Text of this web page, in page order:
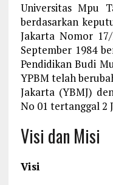
Universitas Mpu
berdasarkan
Jakarta Nomor
September 1984
Pendidikan Budi
YPBM telah
Jakarta (YBMJ)
No 01 tertanggal 2
Visi dan Misi
Visi